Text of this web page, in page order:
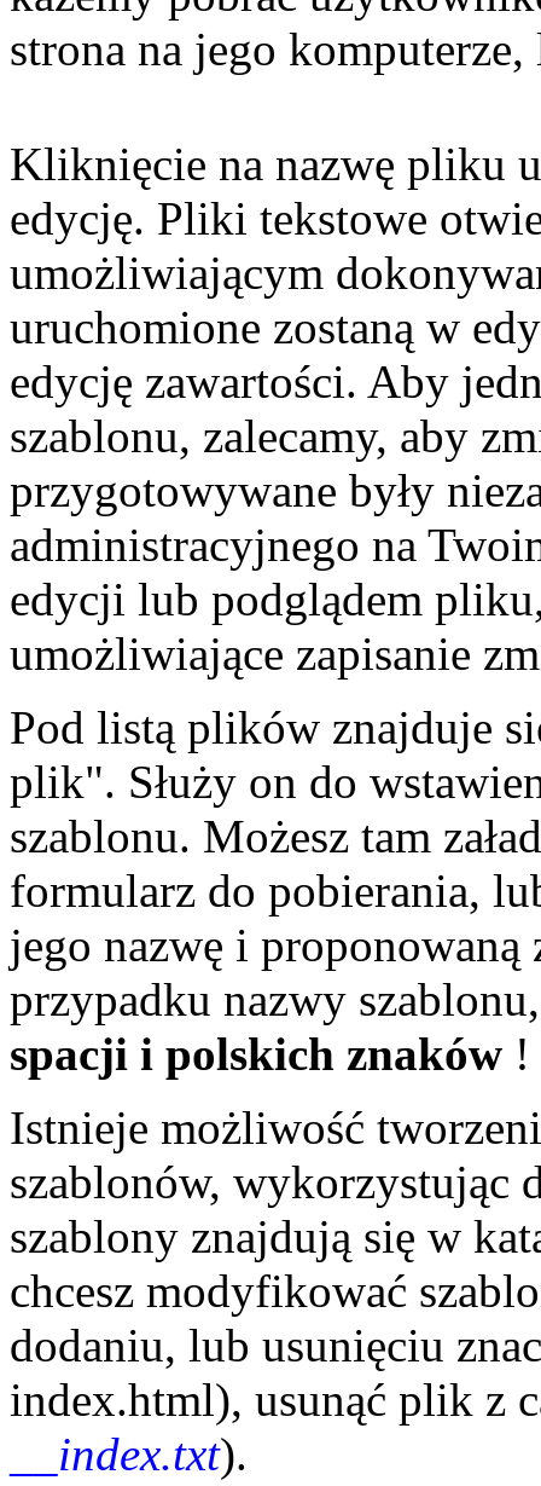
strona na jego
Kliknięcie na nazwę pliku
edycję. Pliki tekstowe
umożliwiającym
uruchomione zostaną w
edycję zawartości. Aby
szablonu, zalecamy, aby
przygotowywane były
administracyjnego na
edycji lub podglądem
umożliwiające zapisanie
Pod listą plików znajduje
plik". Służy on do
szablonu. Możesz tam
formularz do pobierania,
jego nazwę i
przypadku nazwy
spacji i polskich znaków !
Istnieje możliwość
szablonów, wykorzystując
szablony znajdują się w
chcesz modyfikować
dodaniu, lub usunięciu
index.html), usunąć plik z
__index.txt).